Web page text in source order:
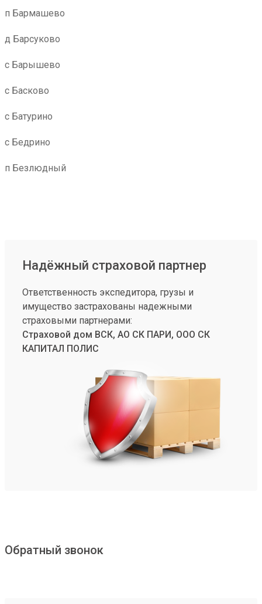
п Бармашево
д Барсуково
с Барышево
с Басково
с Батурино
с Бедрино
п Безлюдный
Надёжный страховой партнер
Ответственность экспедитора, грузы и
имущество застрахованы надежными
страховыми партнерами:
Страховой дом ВСК, АО СК ПАРИ, ООО СК
КАПИТАЛ ПОЛИС
Обратный звонок